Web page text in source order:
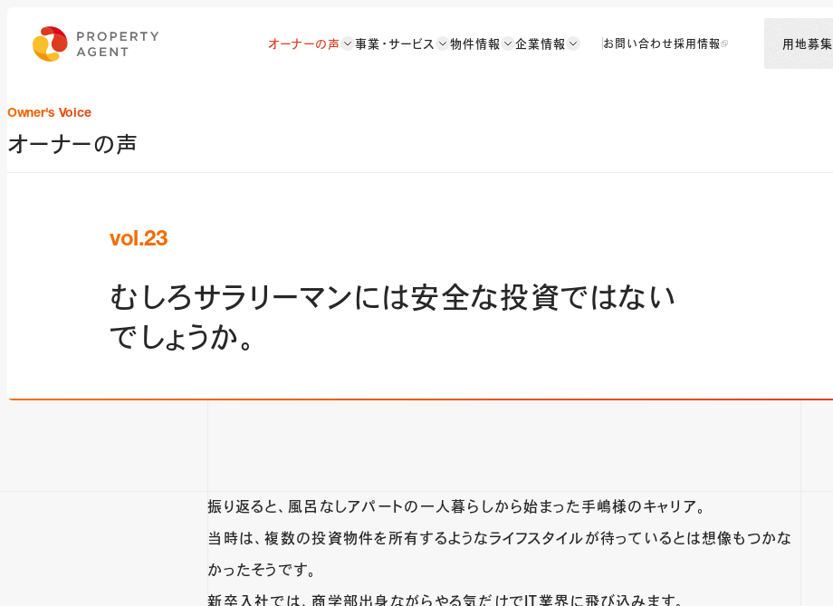
オーナーの声 事業・サービス 物件情報 企業情報 お問い合わせ採用情報 用地募集
Owner's Voice
オーナーの声
vol.23
むしろサラリーマンには安全な投資ではない
でしょうか。
振り返ると、風呂なしアパートの一人暮らしから始まった手嶋様のキャリア。
当時は、複数の投資物件を所有するようなライフスタイルが待っているとは想像もつかな
かったそうです。
新卒入社では、商学部出身ながらやる気だけでIT業界に飛び込みます。